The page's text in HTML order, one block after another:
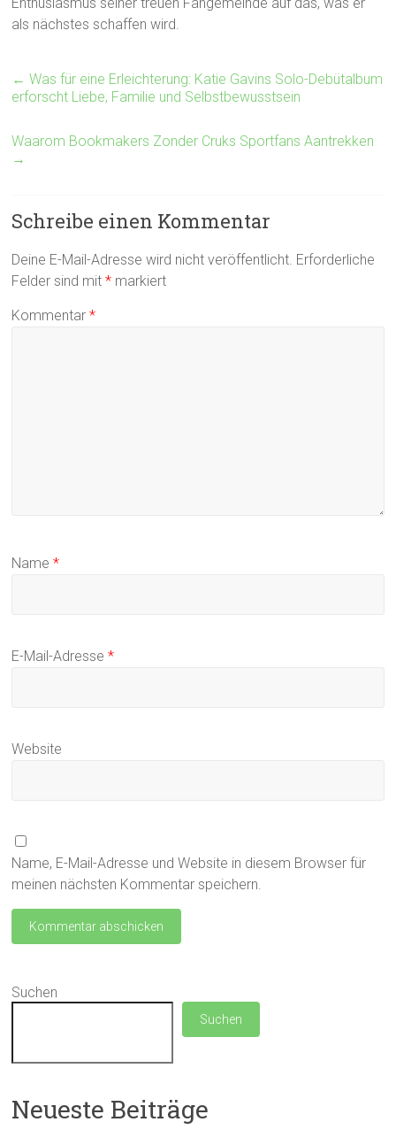
als nächstes schaffen wird.
← Was für eine Erleichterung: Katie Gavins Solo-Debütalbum
erforscht Liebe, Familie und Selbstbewusstsein
Waarom Bookmakers Zonder Cruks Sportfans Aantrekken
→
Schreibe einen Kommentar
Deine E-Mail-Adresse wird nicht veröffentlicht. Erforderliche
Felder sind mit* markiert
Kommentar*
Name*
E-Mail-Adresse*
Website
Name, E-Mail-Adresse und Website in diesem Browser für
meinen nächsten Kommentar speichern.
Suchen
Suchen
Neueste Beiträge